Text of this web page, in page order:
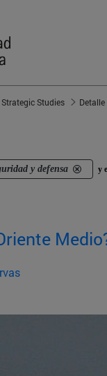
Studies
y defensa y